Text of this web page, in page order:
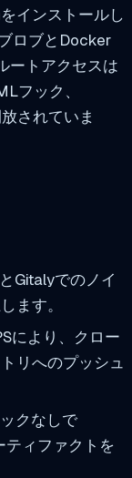
インストールし
ロブとDocker
ートアクセスは
フック、
されていま
Gitalyでのノイ
ます。
により、クロー
リへのプッシュ
クなしで
ィファクトを